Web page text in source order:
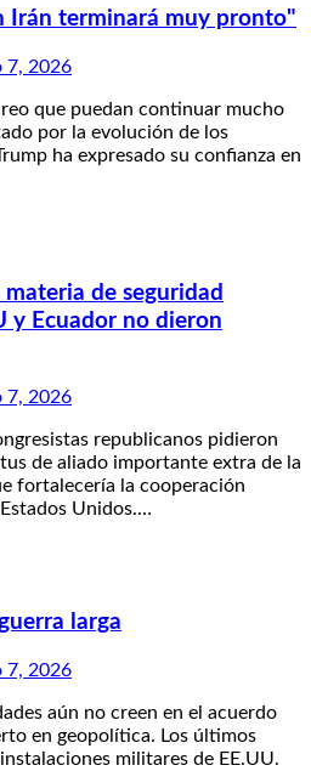
Irán terminará muy pronto"
7, 2026
que puedan continuar mucho
por la evolución de los
ha expresado su confianza en
materia de seguridad
y Ecuador no dieron
7, 2026
republicanos pidieron
de aliado importante extra de la
fortalecería la cooperación
Unidos.…
larga
7, 2026
aún no creen en el acuerdo
en geopolítica. Los últimos
militares de EE.UU.